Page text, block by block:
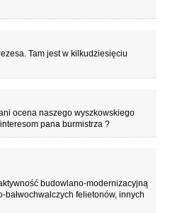
Tam jest w kilkudziesięciu
ocena naszego wyszkowskiego
pana burmistrza ?
budowlano-modernizacyjną
felietonów, innych